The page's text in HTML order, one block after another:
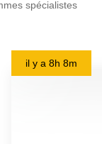
spécialistes
il y a 8h 8m